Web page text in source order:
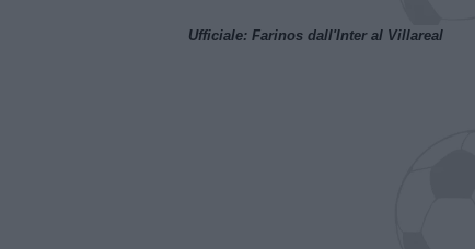
Ufficiale: Farinos dall'Inter al Villareal